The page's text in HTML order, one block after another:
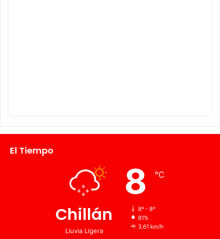
El Tiempo
Chillán
Lluvia Ligera
8 ℃
8º - 8º
81%
3.61 km/h